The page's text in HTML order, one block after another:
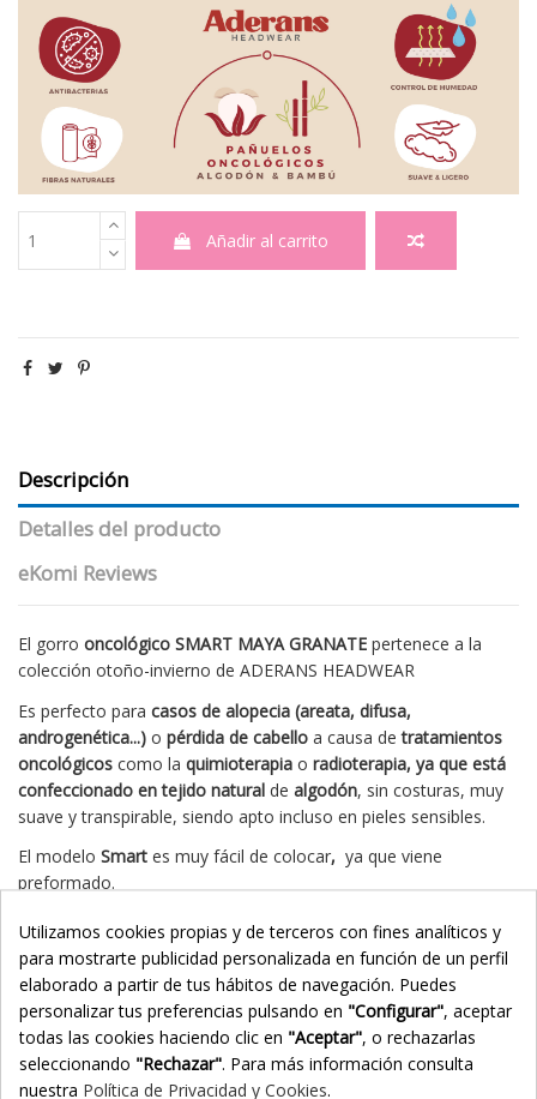
Añadir al carrito
Descripción
Detalles del producto
eKomi Reviews
El gorro oncológico SMART MAYA GRANATE pertenece a la
colección otoño-invierno de ADERANS HEADWEAR
Es perfecto para casos de alopecia (areata, difusa,
androgenética...) o pérdida de cabello a causa detratamientos
oncológicos como la quimioterapia o radioterapia, ya que está
confeccionado en tejido natural de algodón, sin costuras, muy
suave y transpirable, siendo apto incluso en pieles sensibles.
El modelo Smart es muy fácil de colocar, ya que viene
preformado.
Se compone de un
gorrito de base elástico y ajustable
, que en
trasera lleva unida
una cinta retorcida, para poderla
colocar alrededor del contorno
como más nos guste,
aportando el volumen deseado.
De la parte traserasalendos cintas, que únicamente tenemos
que anudar para que caigan a modo de pañuelo, o bien
enrollarlas y llevarlo tipo turbante o crear nuestros propios
Utilizamos cookies propias y de terceros con fines analíticos y
para mostrarte publicidad personalizada en función de un perfil
elaborado a partir de tus hábitos de navegación. Puedes
personalizar tus preferencias pulsando en "Configurar", aceptar
todas las cookies haciendo clic en "Aceptar", o rechazarlas
seleccionando "Rechazar". Para más información consulta
nuestra Política de Privacidad y Cookies.